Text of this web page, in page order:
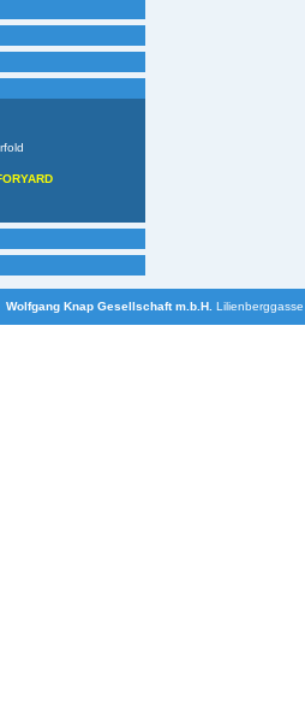
Wolfgang Knap Gesellschaft m.b.H.